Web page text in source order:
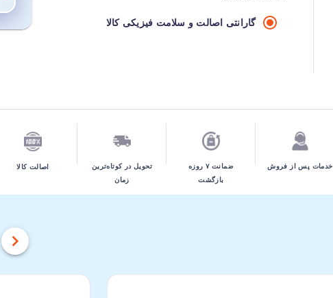
گارانتی اصالت و سلامت فیزیکی کالا
خدمات پس از فروش
ضمانت ۷ روزه
بازگشت
تحویل در کوتاه‌ترین
زمان
اصالت کالا